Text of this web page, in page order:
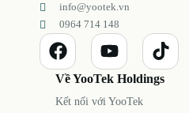
info@yootek.vn
0964 714 148
Về YooTek Holdings
Kết nối với YooTek